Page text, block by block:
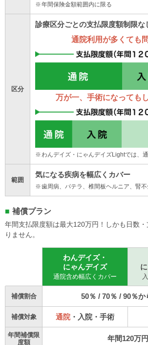
年間保険金額範囲内に限る
区分
診療区分ごとの支払限度額制限な
通院利用が多くても
万が一、手術になっても
わんデイズ・にゃんデイズLightでは、
範囲
気になる疾病を幅広くカバー
歯周病、パテラ、椎間板ヘルニア、腎
補償プラン
年間支払限度額は最大120万円！しかも日数
りません。
わんデイズ・
にゃんデイズ
通院含め幅広くカバー
補償割合 50％ / 70％ / 90％か
補償対象 通院・入院・手術
年間補償限
度額
年間120万円